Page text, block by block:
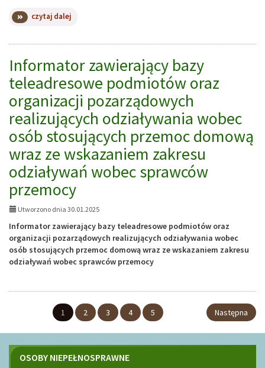
czytaj dalej
MIEJSCA
PCPR
W
ŚWIDWINIE
Informator zawierający bazy
teleadresowe podmiotów oraz
organizacji pozarządowych
realizujących odziaływania wobec
osób stosujących przemoc domową
wraz ze wskazaniem zakresu
odziaływań wobec sprawców
przemocy
Utworzono dnia 30.01.2025
Informator zawierający bazy teleadresowe podmiotów oraz
organizacji pozarządowych realizujących odziaływania wobec
osób stosujących przemoc domową wraz ze wskazaniem zakresu
odziaływań wobec sprawców przemocy
1 2 3 4 5 Następna
Menu
OSOBY NIEPEŁNOSPRAWNE